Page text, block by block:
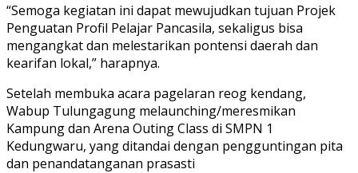
“Semoga kegiatan ini dapat mewujudkan tujuan Projek
Penguatan Profil Pelajar Pancasila, sekaligus bisa
mengangkat dan melestarikan pontensi daerah dan
kearifan lokal,” harapnya.
Setelah membuka acara pagelaran reog kendang,
Wabup Tulungagung melaunching/meresmikan
Kampung dan Arena Outing Class di SMPN 1
Kedungwaru, yang ditandai dengan pengguntingan pita
dan penandatanganan prasasti